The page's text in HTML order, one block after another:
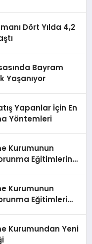
Dört Yılda 4,2
Bayram
Yaşanıyor
Yapanlar İçin En
Yöntemleri
Kurumunun
Eğitimlerine
Kurumunun
Eğitimleri
Kurumundan Yeni